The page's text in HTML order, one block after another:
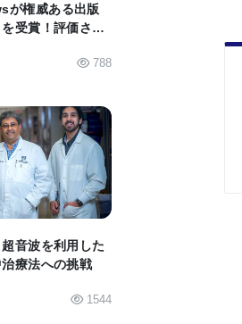
中すると語
る。しかし、
使って過去の
く異なる病気
権威ある出版
受賞！評価され
788
JP
音波を利用した
療法への挑戦
1544